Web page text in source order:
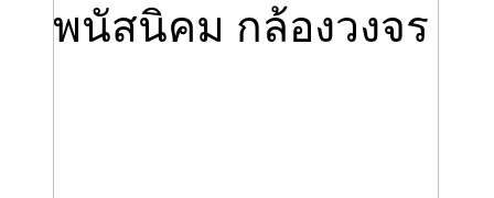
พนัสนิคม กล้องวงจร